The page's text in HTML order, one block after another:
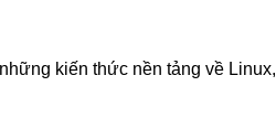
kiến thức nền tảng về